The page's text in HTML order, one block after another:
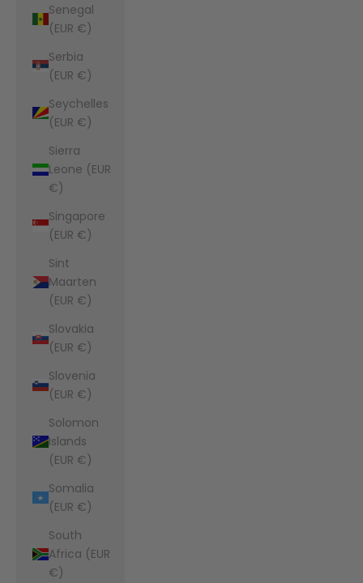
Senegal
(EUR €)
Serbia
(EUR €)
Seychelles
(EUR €)
Sierra
Leone (EUR
€)
Singapore
(EUR €)
Sint
Maarten
(EUR €)
Slovakia
(EUR €)
Slovenia
(EUR €)
Solomon
Islands
(EUR €)
Somalia
(EUR €)
South
Africa (EUR
€)